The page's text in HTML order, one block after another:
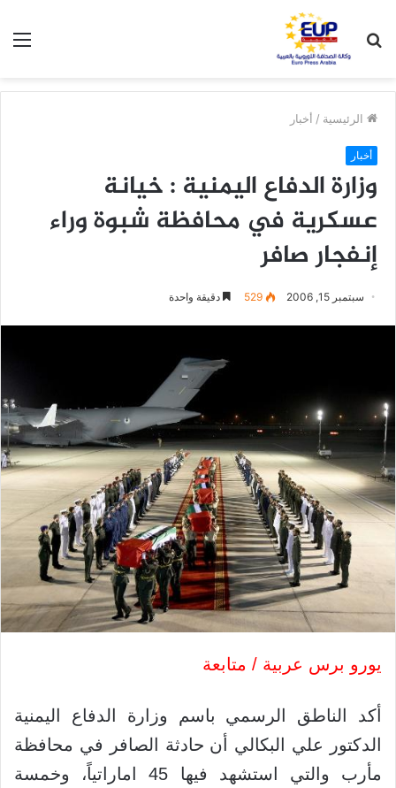
عن
الرئيسية / أخبار
أخبار
وزارة الدفاع اليمنية : خيانة
عسكرية في محافظة شبوة وراء
إنفجار صافر
سبتمبر 15, 2006 529 دقيقة واحدة
يورو برس عربية / متابعة
أكد الناطق الرسمي باسم وزارة الدفاع اليمنية
الدكتور علي البكالي أن حادثة الصافر في محافظة
مأرب والتي استشهد فيها 45 اماراتياً، وخمسة